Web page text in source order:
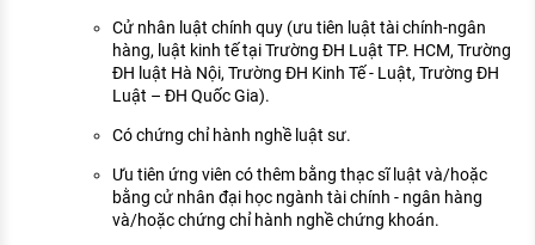
Cử nhân luật chính quy (ưu tiên luật tài chính-ngân
hàng, luật kinh tế tại Trường ĐH Luật TP. HCM, Trường
ĐH luật Hà Nội, Trường ĐH Kinh Tế - Luật, Trường ĐH
Luật – ĐH Quốc Gia).
Có chứng chỉ hành nghề luật sư.
Ưu tiên ứng viên có thêm bằng thạc sĩ luật và/hoặc
bằng cử nhân đại học ngành tài chính - ngân hàng
và/hoặc chứng chỉ hành nghề chứng khoán.